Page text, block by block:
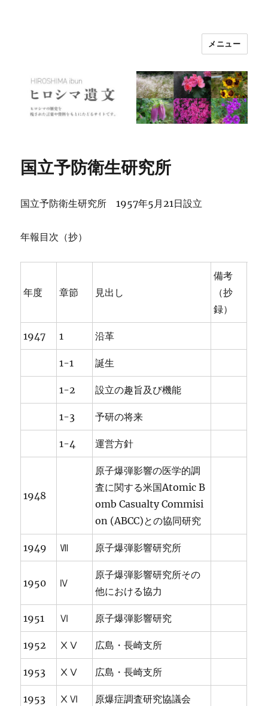
メニュー
国立予防衛生研究所
国立予防衛生研究所 1957年5月21日設立
年報目次（抄）
年度 章節 見出し
備考
（抄
録）
1947 1 沿革
1-1 誕生
1-2 設立の趣旨及び機能
1-3 予研の将来
1-4 運営方針
1948
原子爆弾影響の医学的調
査に関する米国Atomic B
omb Casualty Commisi
on (ABCC)との協同研究
1949 Ⅶ 原子爆弾影響研究所
1950 Ⅳ
原子爆弾影響研究所その
他における協力
1951 Ⅵ 原子爆弾影響研究
1952 ⅩⅤ 広島・長崎支所
1953 ⅩⅤ 広島・長崎支所
1953 ⅩⅥ 原爆症調査研究協議会